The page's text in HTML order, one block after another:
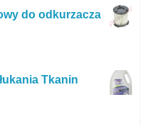
do odkurzacza
Tkanin